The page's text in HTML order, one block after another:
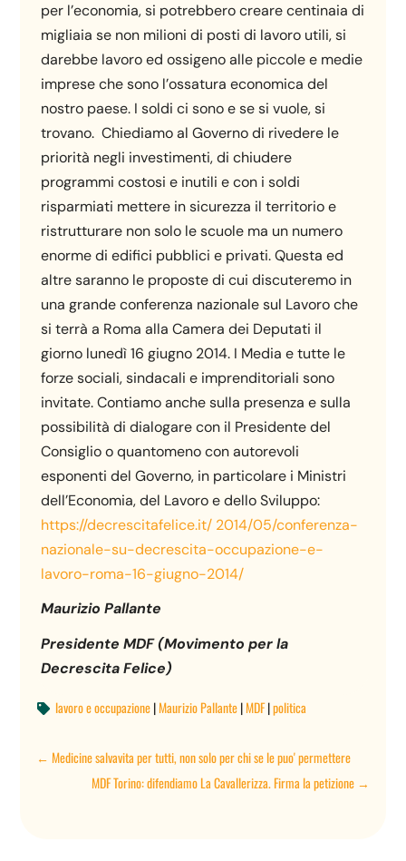
per l’economia, si potrebbero creare centinaia di
migliaia se non milioni di posti di lavoro utili, si
darebbe lavoro ed ossigeno alle piccole e medie
imprese che sono l’ossatura economica del
nostro paese. I soldi ci sono e se si vuole, si
trovano. Chiediamo al Governo di rivedere le
priorità negli investimenti, di chiudere
programmi costosi e inutili e con i soldi
risparmiati mettere in sicurezza il territorio e
ristrutturare non solo le scuole ma un numero
enorme di edifici pubblici e privati. Questa ed
altre saranno le proposte di cui discuteremo in
una grande conferenza nazionale sul Lavoro che
si terrà a Roma alla Camera dei Deputati il
giorno lunedì 16 giugno 2014. I Media e tutte le
forze sociali, sindacali e imprenditoriali sono
invitate. Contiamo anche sulla presenza e sulla
possibilità di dialogare con il Presidente del
Consiglio o quantomeno con autorevoli
esponenti del Governo, in particolare i Ministri
dell’Economia, del Lavoro e dello Sviluppo:
https://decrescitafelice.it/ 2014/05/conferenza-
nazionale-su-decrescita-occupazione-e-
lavoro-roma-16-giugno-2014/
Maurizio Pallante
Presidente MDF (Movimento per la
Decrescita Felice)
 lavoro e occupazione|Maurizio Pallante|MDF|politica
←Medicine salvavita per tutti, non solo per chi se le puo' permettere
MDF Torino: difendiamo La Cavallerizza. Firma la petizione→